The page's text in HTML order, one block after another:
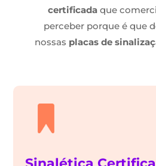
certificadaque
perceber porque é que
nossas placas de